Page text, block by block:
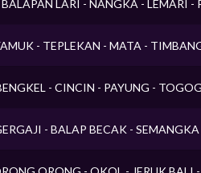
LARI - NANGKA - LEMARI -
- TEPLEKAN - MATA -
- CINCIN - PAYUNG -
- BALAP BECAK -